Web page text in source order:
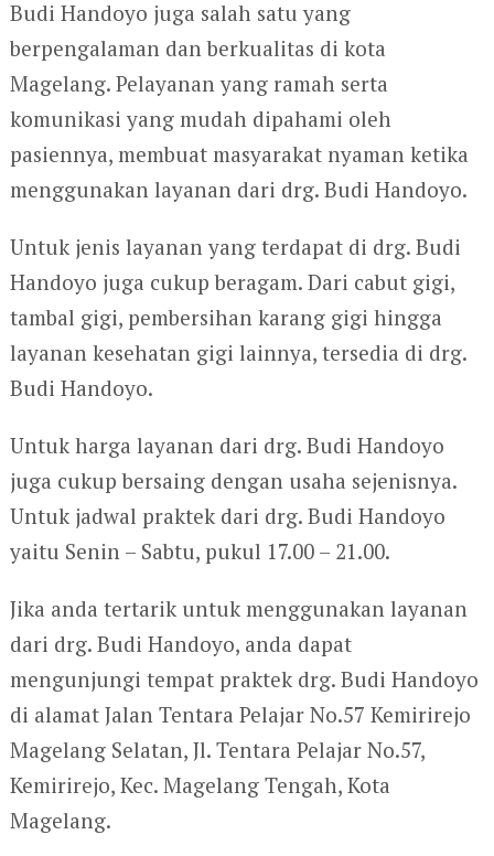
Budi Handoyo juga salah satu yang
berpengalaman dan berkualitas di kota
Magelang. Pelayanan yang ramah serta
komunikasi yang mudah dipahami oleh
pasiennya, membuat masyarakat nyaman ketika
menggunakan layanan dari drg. Budi Handoyo.
Untuk jenis layanan yang terdapat di drg. Budi
Handoyo juga cukup beragam. Dari cabut gigi,
tambal gigi, pembersihan karang gigi hingga
layanan kesehatan gigi lainnya, tersedia di drg.
Budi Handoyo.
Untuk harga layanan dari drg. Budi Handoyo
juga cukup bersaing dengan usaha sejenisnya.
Untuk jadwal praktek dari drg. Budi Handoyo
yaitu Senin – Sabtu, pukul 17.00 – 21.00.
Jika anda tertarik untuk menggunakan layanan
dari drg. Budi Handoyo, anda dapat
mengunjungi tempat praktek drg. Budi Handoyo
di alamat Jalan Tentara Pelajar No.57 Kemirirejo
Magelang Selatan, Jl. Tentara Pelajar No.57,
Kemirirejo, Kec. Magelang Tengah, Kota
Magelang.